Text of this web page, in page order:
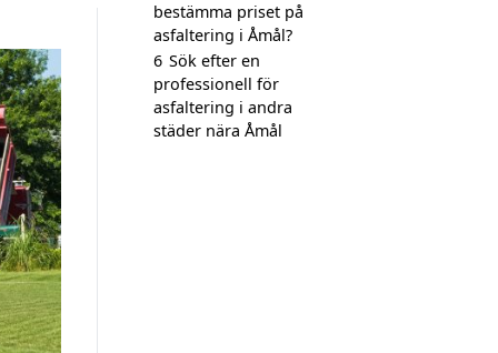
bestämma priset på
asfaltering i Åmål?
6 Sök efter en
professionell för
asfaltering i andra
städer nära Åmål